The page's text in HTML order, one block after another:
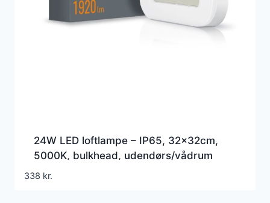
24W LED loftlampe – IP65, 32x32cm,
5000K, bulkhead, udendørs/vådrum
338 kr.